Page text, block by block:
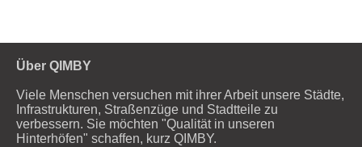
Über QIMBY
Viele Menschen versuchen mit ihrer Arbeit unsere Städte,
Infrastrukturen, Straßenzüge und Stadtteile zu
verbessern. Sie möchten "Qualität in unseren
Hinterhöfen" schaffen, kurz QIMBY.